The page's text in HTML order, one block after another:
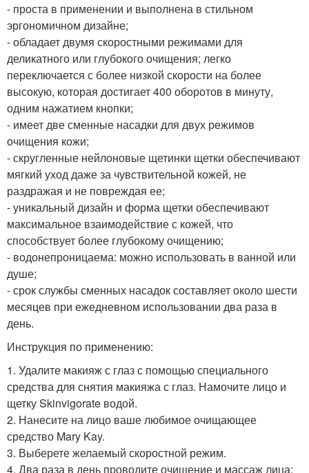
- проста в применении и выполнена в стильном
эргономичном дизайне;
- обладает двумя скоростными режимами для
деликатного или глубокого очищения; легко
переключается с более низкой скорости на более
высокую, которая достигает 400 оборотов в минуту,
одним нажатием кнопки;
- имеет две сменные насадки для двух режимов
очищения кожи;
- скругленные нейлоновые щетинки щетки обеспечивают
мягкий уход даже за чувствительной кожей, не
раздражая и не повреждая ее;
- уникальный дизайн и форма щетки обеспечивают
максимальное взаимодействие с кожей, что
способствует более глубокому очищению;
- водонепроницаема: можно использовать в ванной или
душе;
- срок службы сменных насадок составляет около шести
месяцев при ежедневном использовании два раза в
день.
Инструкция по применению:
1. Удалите макияж с глаз с помощью специального
средства для снятия макияжа с глаз. Намочите лицо и
щетку Skinvigorate водой.
2. Нанесите на лицо ваше любимое очищающее
средство Mary Kay.
3. Выберете желаемый скоростной режим.
4. Два раза в день проводите очищение и массаж лица: